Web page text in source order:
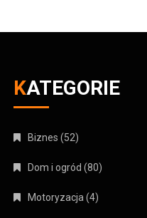
KATEGORIE
Biznes (52)
Dom i ogród (80)
Motoryzacja(4)